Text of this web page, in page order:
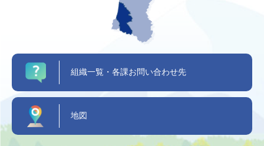
組織一覧・各課お問い合わせ先
地図